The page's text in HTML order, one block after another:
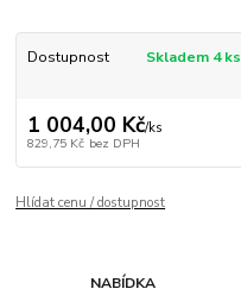
Dostupnost Skladem 4 ks
1 004,00 Kč/ks
829,75 Kč bez DPH
Hlídat cenu / dostupnost
NABÍDKA